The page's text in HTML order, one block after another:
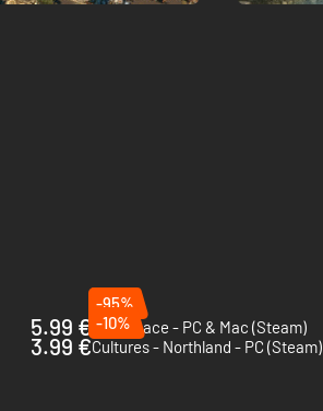
5.99 €
-95%
InfraSpace - PC & Mac (Steam)
3.99 €
-10%
Cultures - Northland - PC (Steam)